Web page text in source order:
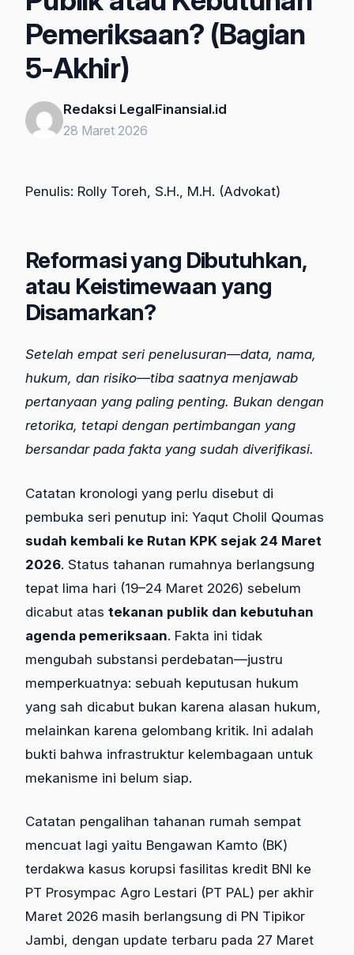
Pemeriksaan? (Bagian
5-Akhir)
Redaksi LegalFinansial.id
28 Maret 2026
Penulis: Rolly Toreh, S.H., M.H. (Advokat)
Reformasi yang Dibutuhkan,
atau Keistimewaan yang
Disamarkan?
Setelah empat seri penelusuran—data, nama,
hukum, dan risiko—tiba saatnya menjawab
pertanyaan yang paling penting. Bukan dengan
retorika, tetapi dengan pertimbangan yang
bersandar pada fakta yang sudah diverifikasi.
Catatan kronologi yang perlu disebut di
pembuka seri penutup ini: Yaqut Cholil Qoumas
sudah kembali ke Rutan KPK sejak 24 Maret
2026. Status tahanan rumahnya berlangsung
tepat lima hari (19–24 Maret 2026) sebelum
dicabut atas tekanan publik dan kebutuhan
agenda pemeriksaan. Fakta ini tidak
mengubah substansi perdebatan—justru
memperkuatnya: sebuah keputusan hukum
yang sah dicabut bukan karena alasan hukum,
melainkan karena gelombang kritik. Ini adalah
bukti bahwa infrastruktur kelembagaan untuk
mekanisme ini belum siap.
Catatan pengalihan tahanan rumah sempat
mencuat lagi yaitu Bengawan Kamto (BK)
terdakwa kasus korupsi fasilitas kredit BNI ke
PT Prosympac Agro Lestari (PT PAL) per akhir
Maret 2026 masih berlangsung di PN Tipikor
Jambi, dengan update terbaru pada 27 Maret